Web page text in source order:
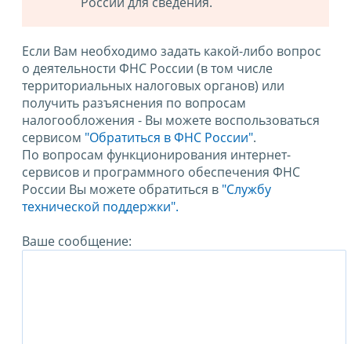
Если Вам необходимо задать какой-либо вопрос
о деятельности ФНС России (в том числе
территориальных налоговых органов) или
получить разъяснения по вопросам
налогообложения - Вы можете воспользоваться
сервисом "Обратиться в ФНС России".
По вопросам функционирования интернет-
сервисов и программного обеспечения ФНС
России Вы можете обратиться в "Службу
технической поддержки".
Ваше сообщение: